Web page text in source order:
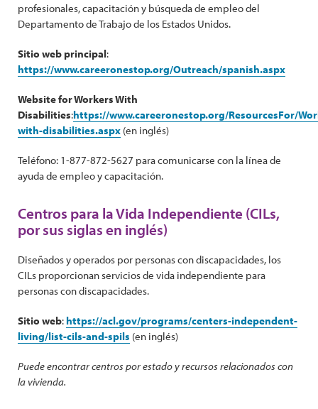
profesionales, capacitación y búsqueda de empleo del
Departamento de Trabajo de los Estados Unidos.
Sitio web principal:
https://www.careeronestop.org/Outreach/spanish.aspx
Website for Workers With
Disabilities:https://www.careeronestop.org/ResourcesFor/
with-disabilities.aspx (en inglés)
Teléfono: 1-877-872-5627 para comunicarse con la línea de
ayuda de empleo y capacitación.
Centros para la Vida Independiente (CILs,
por sus siglas en inglés)
Diseñados y operados por personas con discapacidades, los
CILs proporcionan servicios de vida independiente para
personas con discapacidades.
Sitio web: https://acl.gov/programs/centers-independent-
living/list-cils-and-spils (en inglés)
Puede encontrar centros por estado y recursos relacionados con
la vivienda.